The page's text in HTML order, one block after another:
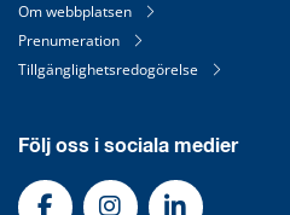
Om webbplatsen
Prenumeration
Tillgänglighetsredogörelse
Följ oss i sociala medier